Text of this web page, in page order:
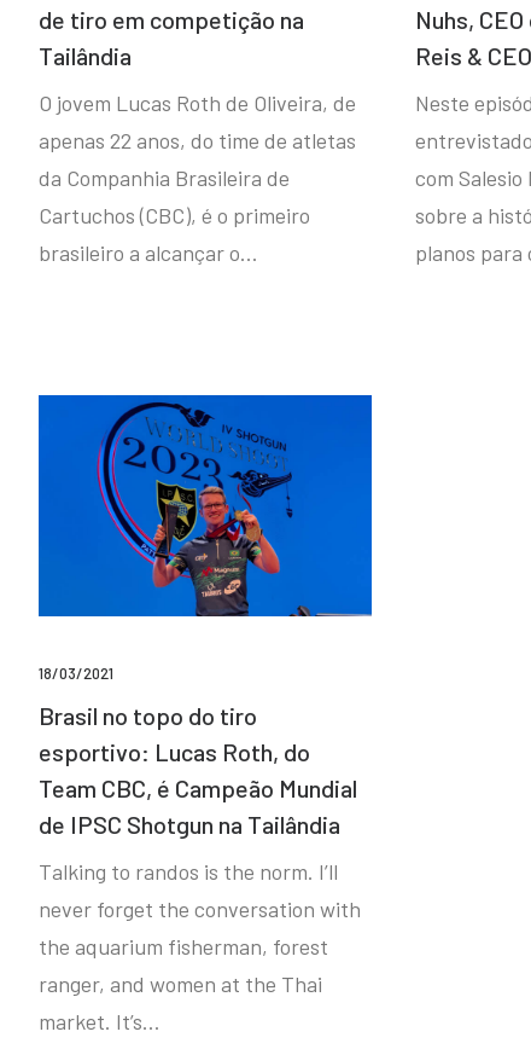
de tiro em competição na
Tailândia
O jovem Lucas Roth de Oliveira, de
apenas 22 anos, do time de atletas
da Companhia Brasileira de
Cartuchos (CBC), é o primeiro
brasileiro a alcançar o…
Nuhs,
Reis &
Neste
com Salesio
sobre a
planos
18/03/2021
Brasil no topo do tiro
esportivo: Lucas Roth, do
Team CBC, é Campeão Mundial
de IPSC Shotgun na Tailândia
Talking to randos is the norm. I’ll
never forget the conversation with
the aquarium fisherman, forest
ranger, and women at the Thai
market. It’s…